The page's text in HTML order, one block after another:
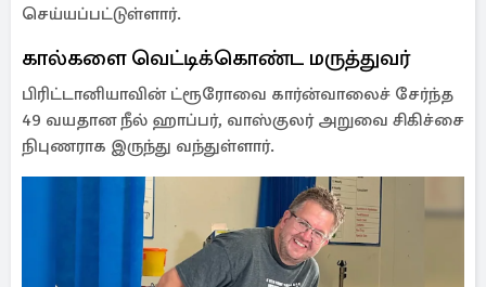
செய்யப்பட்டுள்ளார்.
கால்களை வெட்டிக்கொண்ட மருத்துவர்
பிரிட்டானியாவின் ட்ரூரோவை கார்ன்வாலைச் சேர்ந்த
49 வயதான நீல் ஹாப்பர், வாஸ்குலர் அறுவை சிகிச்சை
நிபுணராக இருந்து வந்துள்ளார்.